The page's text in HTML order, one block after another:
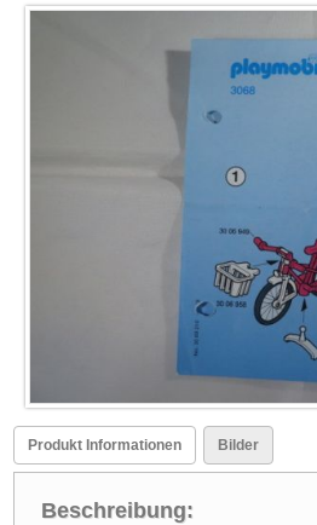
Produkt Informationen Bilder
Beschreibung: